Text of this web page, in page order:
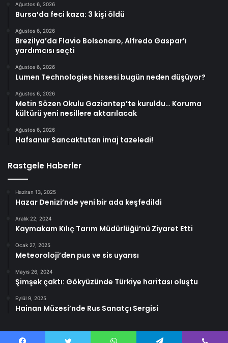
Ağustos 6, 2026
Bursa’da feci kaza: 3 kişi öldü
Ağustos 6, 2026
Brezilya’da Flavio Bolsonaro, Alfredo Gaspar’ı
yardımcısı seçti
Ağustos 6, 2026
Lumen Technologies hissesi bugün neden düşüyor?
Ağustos 6, 2026
Metin Sözen Okulu Gaziantep’te kuruldu… Koruma
kültürü yeni nesillere aktarılacak
Ağustos 6, 2026
Hafsanur Sancaktutan imaj tazeledi!
Rastgele Haberler
Haziran 13, 2025
Hazar Denizi’nde yeni bir ada keşfedildi
Aralık 22, 2024
Kaymakam Kılıç Tarım Müdürlüğü’nü Ziyaret Etti
Ocak 27, 2025
Meteoroloji’den pus ve sis uyarısı
Mayıs 26, 2024
Şimşek çaktı: Gökyüzünde Türkiye haritası oluştu
Eylül 9, 2025
Hainan Müzesi’nde Rus Sanatçı Sergisi